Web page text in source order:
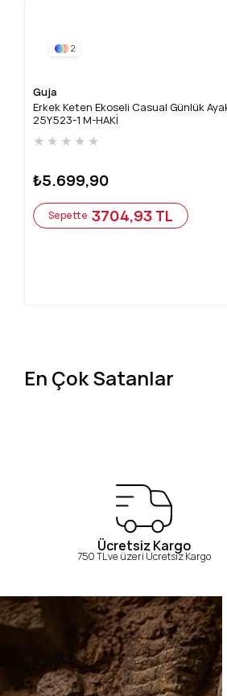
2
Guja
Erkek Keten Ekoseli Casual Günlük
25Y523-1 M-HAKİ
★ ★ ★ ★ ★
₺5.699,90
Sepette 3704,93 TL
En Çok Satanlar
Ücretsiz Kargo
750 TL ve üzeri Ücretsiz Kargo